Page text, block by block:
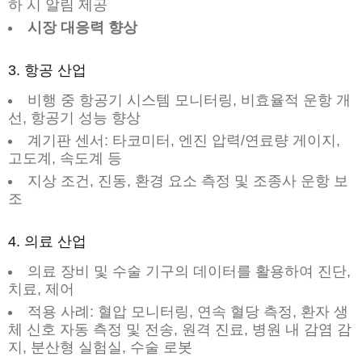
하 시 알림 제공
시장 대응력 향상
3. 항공 산업
비행 중 항공기 시스템 모니터링, 비효율적 운항 개
선, 항공기 성능 향상
계기판 센서: 타코미터, 엔진 압력/연료량 게이지,
고도계, 속도계 등
지상 조건, 진동, 환경 요소 측정 및 조종사 운항 보
조
4. 의료 산업
의료 장비 및 수술 기구의 데이터를 활용하여 진단,
치료, 제어
적용 사례: 혈압 모니터링, 연속 혈당 측정, 환자 생
체 신호 자동 측정 및 전송, 원격 진료, 병원 내 감염 감
지, 분산형 실험실, 수술 로봇